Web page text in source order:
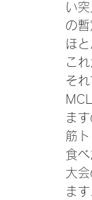
い
の
ほ
こ
そ
ま
筋
食
大
ま